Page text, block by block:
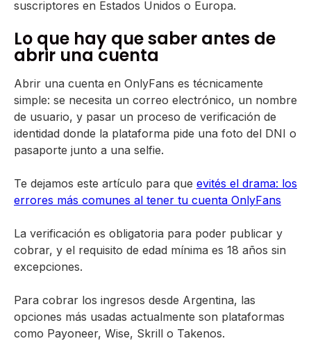
suscriptores en Estados Unidos o Europa.
Lo que hay que saber antes de
abrir una cuenta
Abrir una cuenta en OnlyFans es técnicamente
simple: se necesita un correo electrónico, un nombre
de usuario, y pasar un proceso de verificación de
identidad donde la plataforma pide una foto del DNI o
pasaporte junto a una selfie.
Te dejamos este artículo para que evités el drama: los
errores más comunes al tener tu cuenta OnlyFans
La verificación es obligatoria para poder publicar y
cobrar, y el requisito de edad mínima es 18 años sin
excepciones.
Para cobrar los ingresos desde Argentina, las
opciones más usadas actualmente son plataformas
como Payoneer, Wise, Skrill o Takenos.